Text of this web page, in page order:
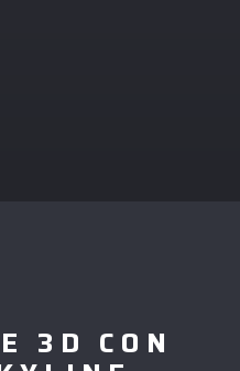
3D CON